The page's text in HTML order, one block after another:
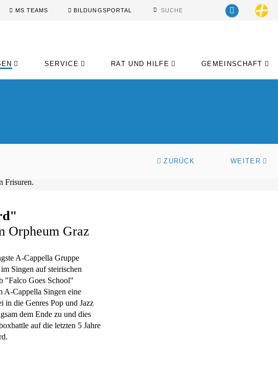
MS TEAMS BILDUNGSPORTAL
SERVICE RAT UND HILFE GEMEINSCHAFT
ZURÜCK WEITER
Orpheum Graz
A-Cappella Gruppe
Singen auf steirischen
"Falco Goes School"
A-Cappella Singen eine
in die Genres Pop und Jazz
dem Ende zu und dies
auf die letzten 5 Jahre